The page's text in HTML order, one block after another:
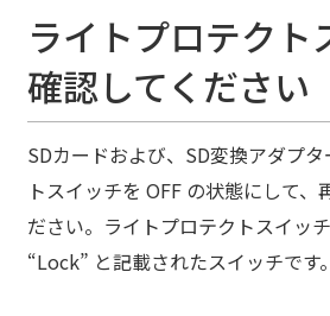
ライトプロテクト
確認してください
SDカードおよび、SD変換アダプ
トスイッチを OFF の状態にして、
ださい。ライトプロテクトスイッ
“Lock” と記載されたスイッチです。